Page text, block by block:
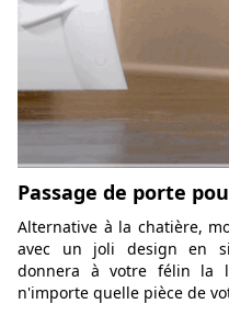
Passage de porte
Alternative à la chatière,
avec un joli design en
donnera à votre félin la
n'importe quelle pièce de